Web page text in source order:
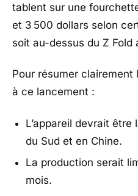
tablent sur une
et 3 500 dollars selon
soit au-dessus du Z
Pour résumer
à ce lancement :
L’appareil devrait être
du Sud et en Chine.
La production serait
mois.